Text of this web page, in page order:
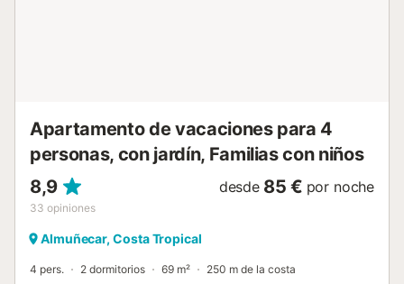
Apartamento de vacaciones para 4
personas, con jardín, Familias con niños
8,9
33 opiniones
desde 85 € por noche
Almuñecar, Costa Tropical
4 pers. 2 dormitorios 69 m² 250 m de la costa